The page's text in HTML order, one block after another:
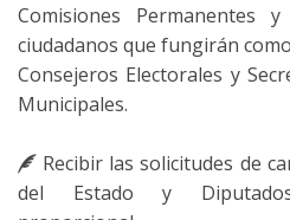
Comisiones Permanentes
ciudadanos que fungirán
Consejeros Electorales y
Municipales.
Recibir las solicitudes de
del Estado y